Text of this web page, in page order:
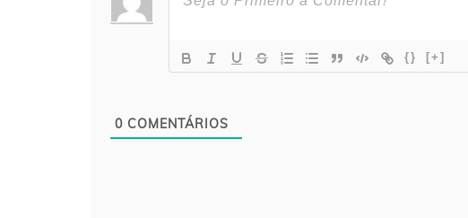
{} [+]
0 COMENTÁRIOS